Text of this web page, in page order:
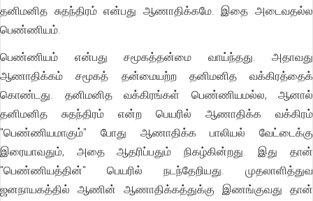
தனிமனித சுதந்திரம் என்பது ஆணாதிக்கமே. இதை அடைவதல்ல
பெண்ணியம்.
பெண்ணியம் என்பது சமூகத்தன்மை வாய்ந்தது. அதாவது
ஆணாதிக்கம் சமூகத் தன்மையற்ற தனிமனித வக்கிரத்தைக்
கொண்டது. தனிமனித வக்கிரங்கள் பெண்ணியமல்ல, ஆனால்
தனிமனித சுதந்திரம் என்ற பெயரில் ஆணாதிக்க வக்கிரம்
"பெண்ணியமாகும்" போது ஆணாதிக்க பாலியல் வேட்டைக்கு
இரையாவதும், அதை ஆதரிப்பதும் நிகழ்கின்றது. இது தான்
"பெண்ணியத்தின்" பெயரில் நடந்தேறியது. முதலாளித்துவ
ஜனநாயகத்தில் ஆணின் ஆணாதிக்கத்துக்கு இணங்குவது தான்